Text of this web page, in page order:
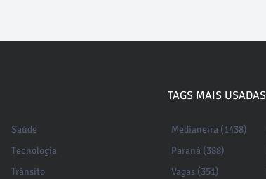
Saúde
Tecnologia
Trânsito
TAGS MAIS USADAS
Medianeira (1438)
Paraná (388)
Vagas (351)